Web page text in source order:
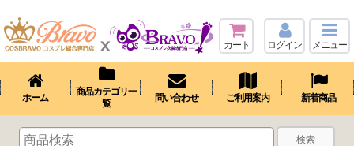
カート ログイン メニュー
ホーム
商品カテゴリ一
覧
問い合わせ ご利用案内 新着商品
検索